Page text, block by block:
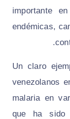
importante
endémicas,
Un claro
venezolanos
malaria en
que ha sido